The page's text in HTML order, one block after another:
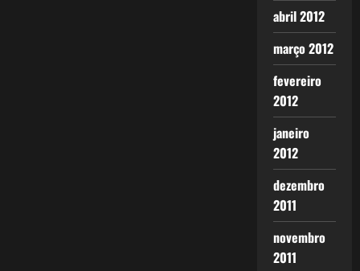
abril 2012
março 2012
fevereiro
2012
janeiro
2012
dezembro
2011
novembro
2011